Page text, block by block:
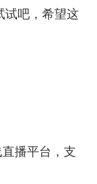
试吧，希望这
播平台，支